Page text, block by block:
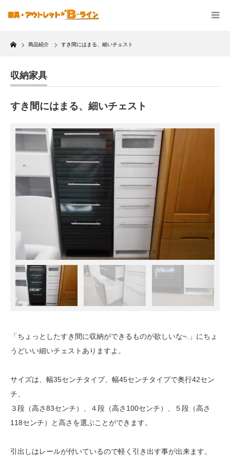
Home
商品紹介 すき間にはまる、細いチェスト
収納家具
すき間にはまる、細いチェスト
「ちょっとしたすき間に収納ができるものが欲しいな~.」にちょ
うどいい細いチェストありますよ。
サイズは、幅35センチタイプ、幅45センチタイプで奥行42セン
チ、
３段（高さ83センチ）、４段（高さ100センチ）、５段（高さ
118センチ）と高さを選ぶことができます。
引出しはレールが付いているので軽く引き出す事が出来ます。